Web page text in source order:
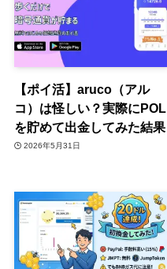
【ポイ活】aruco（アル
コ）は怪しい？実際にPOL
を貯めて出金してみた結果
2026年5月31日